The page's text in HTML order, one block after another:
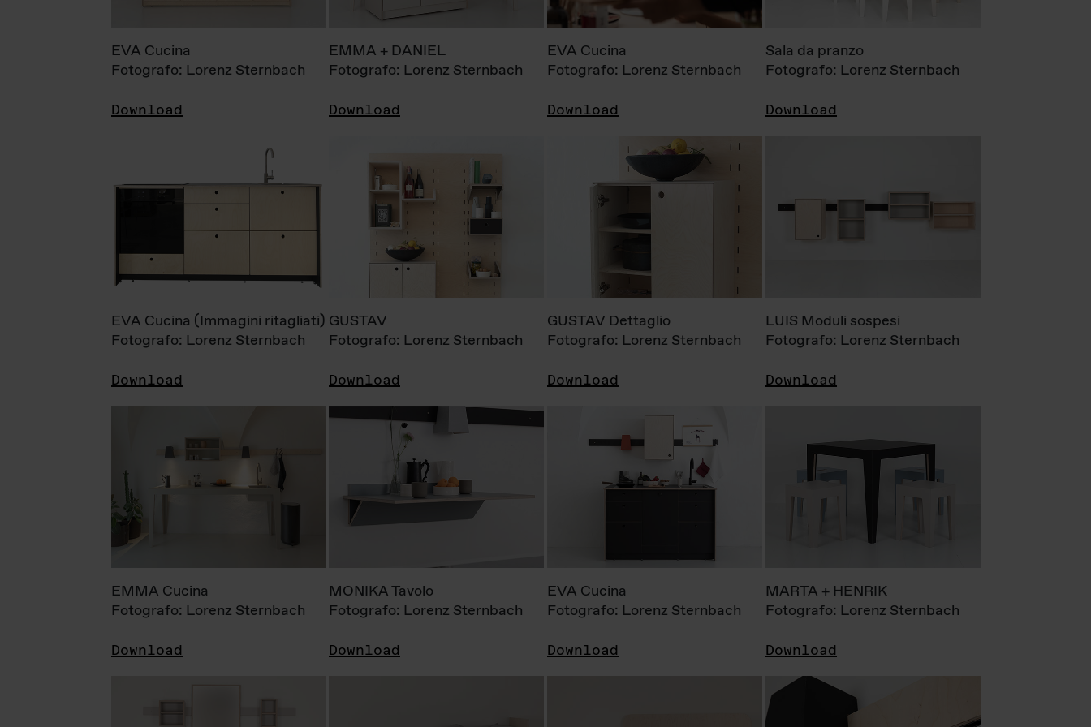
EVA Cucina
Fotografo: Lorenz Sternbach
Download
EMMA + DANIEL
Fotografo: Lorenz Sternbach
Download
EVA Cucina
Fotografo: Lorenz Sternbach
Download
Sala da pranzo
Fotografo: Lorenz Sternbach
Download
EVA Cucina (Immagini ritagliati)
Fotografo: Lorenz Sternbach
Download
GUSTAV
Fotografo: Lorenz Sternbach
Download
GUSTAV Dettaglio
Fotografo: Lorenz Sternbach
Download
LUIS Moduli sospesi
Fotografo: Lorenz Sternbach
Download
EMMA Cucina
Fotografo: Lorenz Sternbach
Download
MONIKA Tavolo
Fotografo: Lorenz Sternbach
Download
EVA Cucina
Fotografo: Lorenz Sternbach
Download
MARTA + HENRIK
Fotografo: Lorenz Sternbach
Download